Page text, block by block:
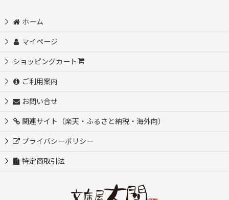
ホーム
マイページ
ショッピングカート
ご利用案内
お問い合せ
関連サイト（楽天・ふるさと納税・海外向）
プライバシーポリシー
特定商取引法